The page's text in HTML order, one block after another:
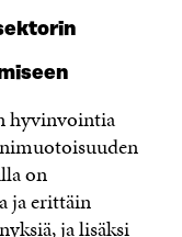
hyvinvointia
on
ja erittäin
ja lisäksi